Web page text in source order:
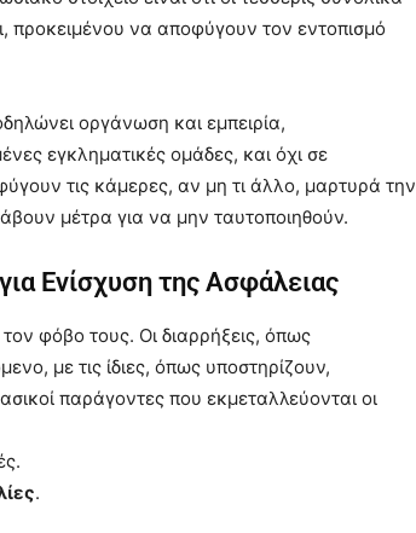
προκειμένου να αποφύγουν τον εντοπισμό
οργάνωση και εμπειρία,
εγκληματικές ομάδες, και όχι σε
τις κάμερες, αν μη τι άλλο, μαρτυρά την
μέτρα για να μην ταυτοποιηθούν.
Ενίσχυση της Ασφάλειας
φόβο τους. Οι διαρρήξεις, όπως
με τις ίδιες, όπως υποστηρίζουν,
παράγοντες που εκμεταλλεύονται οι
.